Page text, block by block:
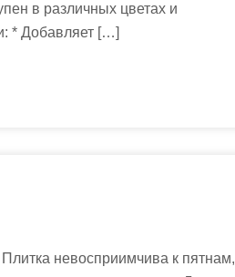
в различных цветах и
* Добавляет […]
невосприимчива к пятнам,